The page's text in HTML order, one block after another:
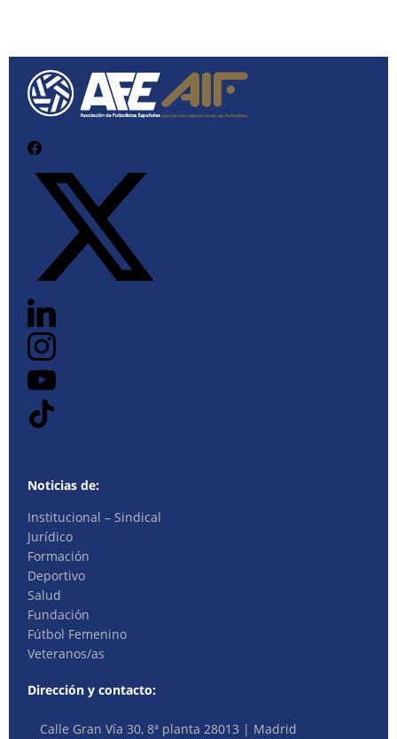
Noticias de:
Institucional – Sindical
Jurídico
Formación
Deportivo
Salud
Fundación
Fútbol Femenino
Veteranos/as
Dirección y contacto:
Calle Gran Vía 30, 8ª planta 28013 | Madrid